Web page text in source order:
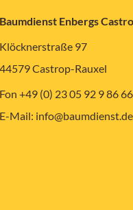
Baumdienst Enbergs
Klöcknerstraße 97
44579 Castrop-Rauxel
Fon +49 (0) 23 05 92 9 86 66
E-Mail: info@baumdienst.de